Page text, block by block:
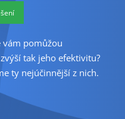
vám pomůžou
tak jeho efektivitu?
ty nejúčinnější z nich.